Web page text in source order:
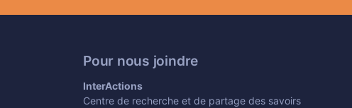
Pour nous joindre
InterActions
Centre de recherche et de partage des savoirs